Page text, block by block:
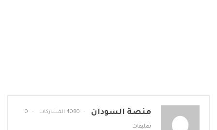
منصة السودان 4080 المشاركات 0
تعليقات